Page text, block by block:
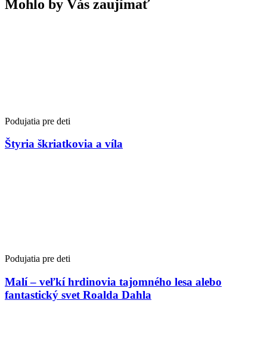
Mohlo by Vás zaujímať
Podujatia pre deti
Štyria škriatkovia a víla
Podujatia pre deti
Malí – veľkí hrdinovia tajomného lesa alebo
fantastický svet Roalda Dahla